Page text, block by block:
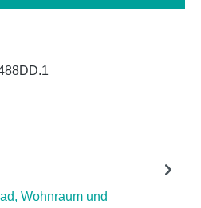
Wohnraum und